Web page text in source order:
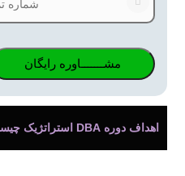
اهداف دوره DBA استراتژیک چیست؟